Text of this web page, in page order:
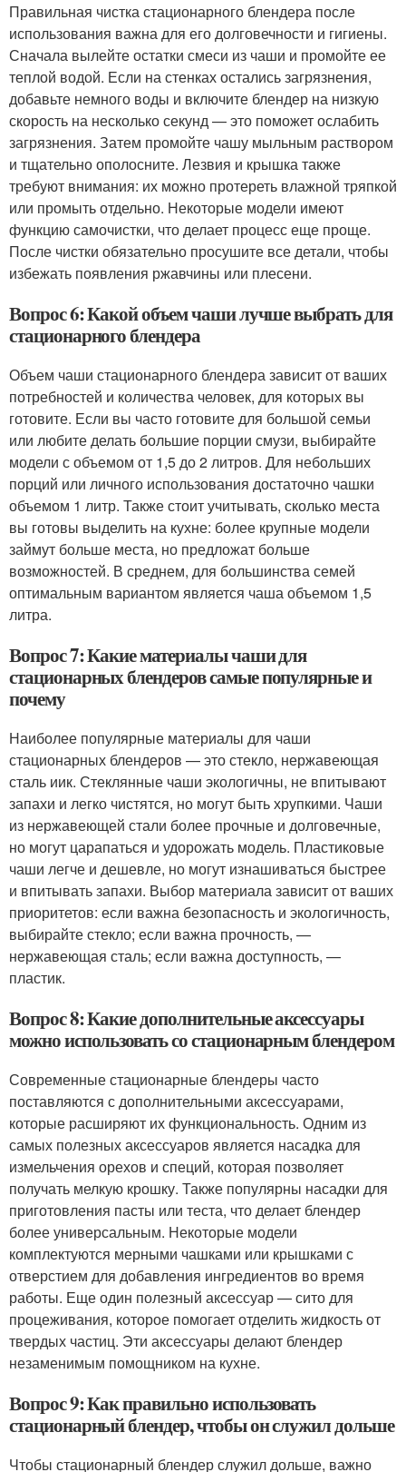
Правильная чистка стационарного блендера после
использования важна для его долговечности и гигиены.
Сначала вылейте остатки смеси из чаши и промойте ее
теплой водой. Если на стенках остались загрязнения,
добавьте немного воды и включите блендер на низкую
скорость на несколько секунд — это поможет ослабить
загрязнения. Затем промойте чашу мыльным раствором
и тщательно ополосните. Лезвия и крышка также
требуют внимания: их можно протереть влажной тряпкой
или промыть отдельно. Некоторые модели имеют
функцию самочистки, что делает процесс еще проще.
После чистки обязательно просушите все детали, чтобы
избежать появления ржавчины или плесени.
Вопрос 6: Какой объем чаши лучше выбрать для
стационарного блендера
Объем чаши стационарного блендера зависит от ваших
потребностей и количества человек, для которых вы
готовите. Если вы часто готовите для большой семьи
или любите делать большие порции смузи, выбирайте
модели с объемом от 1,5 до 2 литров. Для небольших
порций или личного использования достаточно чашки
объемом 1 литр. Также стоит учитывать, сколько места
вы готовы выделить на кухне: более крупные модели
займут больше места, но предложат больше
возможностей. В среднем, для большинства семей
оптимальным вариантом является чаша объемом 1,5
литра.
Вопрос 7: Какие материалы чаши для
стационарных блендеров самые популярные и
почему
Наиболее популярные материалы для чаши
стационарных блендеров — это стекло, нержавеющая
сталь иик. Стеклянные чаши экологичны, не впитывают
запахи и легко чистятся, но могут быть хрупкими. Чаши
из нержавеющей стали более прочные и долговечные,
но могут царапаться и удорожать модель. Пластиковые
чаши легче и дешевле, но могут изнашиваться быстрее
и впитывать запахи. Выбор материала зависит от ваших
приоритетов: если важна безопасность и экологичность,
выбирайте стекло; если важна прочность, —
нержавеющая сталь; если важна доступность, —
пластик.
Вопрос 8: Какие дополнительные аксессуары
можно использовать со стационарным блендером
Современные стационарные блендеры часто
поставляются с дополнительными аксессуарами,
которые расширяют их функциональность. Одним из
самых полезных аксессуаров является насадка для
измельчения орехов и специй, которая позволяет
получать мелкую крошку. Также популярны насадки для
приготовления пасты или теста, что делает блендер
более универсальным. Некоторые модели
комплектуются мерными чашками или крышками с
отверстием для добавления ингредиентов во время
работы. Еще один полезный аксессуар — сито для
процеживания, которое помогает отделить жидкость от
твердых частиц. Эти аксессуары делают блендер
незаменимым помощником на кухне.
Вопрос 9: Как правильно использовать
стационарный блендер, чтобы он служил дольше
Чтобы стационарный блендер служил дольше, важно